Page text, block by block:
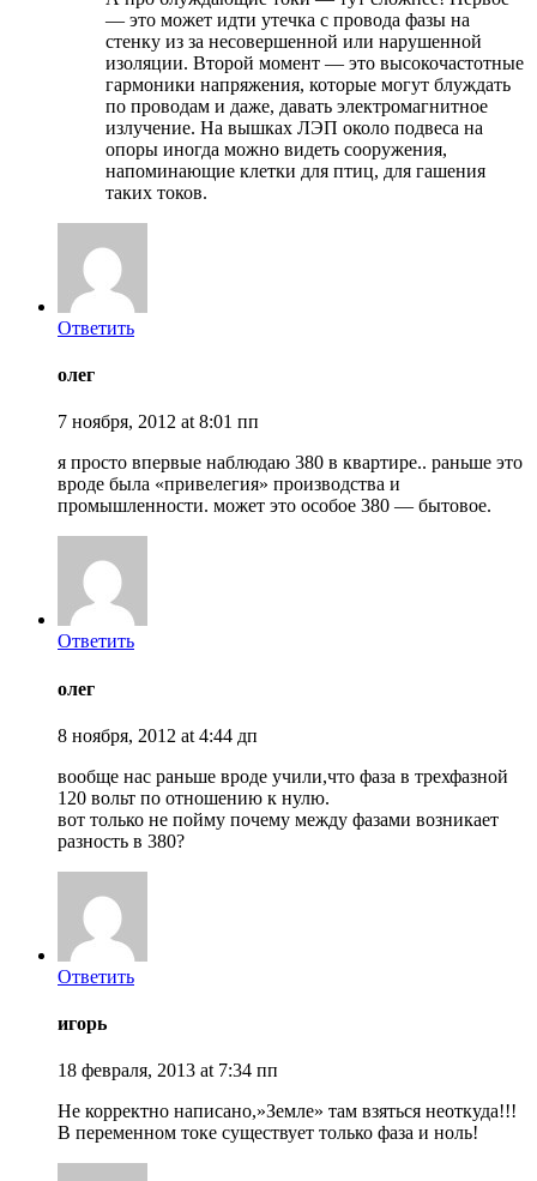
— это может идти утечка с провода фазы на
стенку из за несовершенной или нарушенной
изоляции. Второй момент — это высокочастотные
гармоники напряжения, которые могут блуждать
по проводам и даже, давать электромагнитное
излучение. На вышках ЛЭП около подвеса на
опоры иногда можно видеть сооружения,
напоминающие клетки для птиц, для гашения
таких токов.
Ответить
олег
7 ноября, 2012 at 8:01 пп
я просто впервые наблюдаю 380 в квартире.. раньше это
вроде была «привелегия» производства и
промышленности. может это особое 380 — бытовое.
Ответить
олег
8 ноября, 2012 at 4:44 дп
вообще нас раньше вроде учили,что фаза в трехфазной
120 вольт по отношению к нулю.
вот только не пойму почему между фазами возникает
разность в 380?
Ответить
игорь
18 февраля, 2013 at 7:34 пп
Не корректно написано,»Земле» там взяться неоткуда!!!
В переменном токе существует только фаза и ноль!